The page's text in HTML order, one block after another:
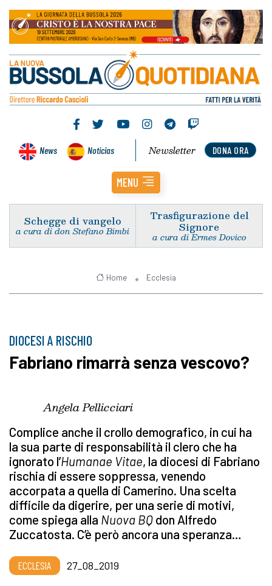
News Noticias DONA ORA
Newsletter
MENU
Schegge di vangelo
a cura di don Stefano Bimbi
Trasfigurazione del
Signore
a cura di Ermes Dovico
Home Ecclesia
DIOCESI A RISCHIO
Fabriano rimarrà senza vescovo?
Angela Pellicciari
Complice anche il crollo demografico, in cui ha
la sua parte di responsabilità il clero che ha
ignorato l’Humanae Vitae, la diocesi di Fabriano
rischia di essere soppressa, venendo
accorpata a quella di Camerino. Una scelta
difficile da digerire, per una serie di motivi,
come spiega alla Nuova BQ don Alfredo
Zuccatosta. C’è però ancora una speranza…
ECCLESIA 27_08_2019